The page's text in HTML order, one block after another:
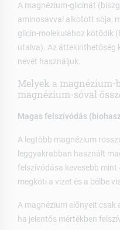
A magnézium-glicinát
aminosavval alkotott sója,
glicin-molekulához kötődik
utalva). Az áttekinthetőség
nevét használjuk.
Melyek a
magnézium-sóval
Magas felszívódás
A legtöbb magnézium
leggyakrabban használt
felszívódása kevesebb
megköti a vizet és a bélbe
A magnézium előnyeit csak
ha jelentős mértékben